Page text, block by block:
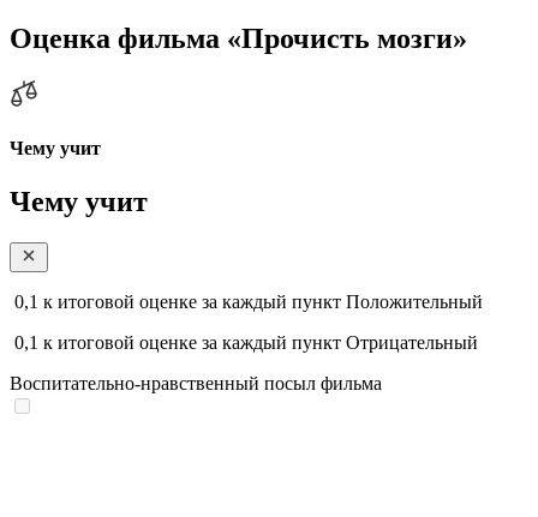
Оценка фильма «Прочисть мозги»
Чему учит
Чему учит
0,1 к итоговой оценке за каждый пункт Положительный
0,1 к итоговой оценке за каждый пункт Отрицательный
Воспитательно-нравственный посыл фильма